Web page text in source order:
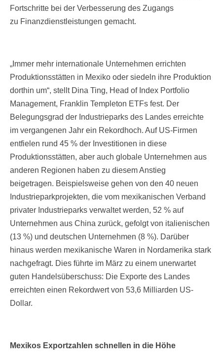
Fortschritte bei der Verbesserung des Zugangs
zu Finanzdienstleistungen gemacht.
„Immer mehr internationale Unternehmen errichten
Produktionsstätten in Mexiko oder siedeln ihre Produktion
dorthin um“, stellt Dina Ting, Head of Index Portfolio
Management, Franklin Templeton ETFs fest. Der
Belegungsgrad der Industrieparks des Landes erreichte
im vergangenen Jahr ein Rekordhoch. Auf US-Firmen
entfielen rund 45 % der Investitionen in diese
Produktionsstätten, aber auch globale Unternehmen aus
anderen Regionen haben zu diesem Anstieg
beigetragen. Beispielsweise gehen von den 40 neuen
Industrieparkprojekten, die vom mexikanischen Verband
privater Industrieparks verwaltet werden, 52 % auf
Unternehmen aus China zurück, gefolgt von italienischen
(13 %) und deutschen Unternehmen (8 %). Darüber
hinaus werden mexikanische Waren in Nordamerika stark
nachgefragt. Dies führte im März zu einem unerwartet
guten Handelsüberschuss: Die Exporte des Landes
erreichten einen Rekordwert von 53,6 Milliarden US-
Dollar.
Mexikos Exportzahlen schnellen in die Höhe